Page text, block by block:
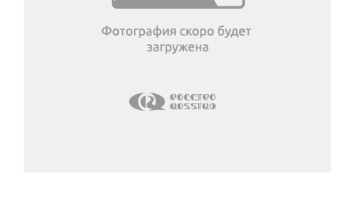
Финансово‐промышленная группа РОССТРО